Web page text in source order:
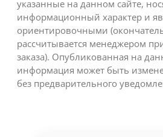
указанные на данном сайте,
информационный характер и
ориентировочными
рассчитывается менеджером
заказа). Опубликованная на
информация может быть
без предварительного